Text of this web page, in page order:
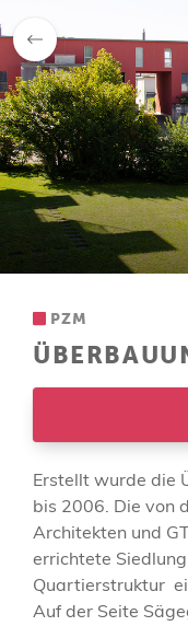
zurück
PZM
Erstellt wurde die
bis 2006. Die von
Architekten und
errichtete
Quartierstruktur
Auf der Seite